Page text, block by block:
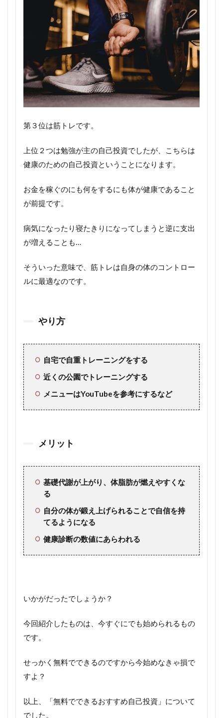
第３位は筋トレです。
上位２つは勉強が主の自己投資でしたが、こちらは
健康のための自己投資ということになります。
お金を稼ぐのにも何をするにも体が健康であること
が前提です。
病気になったり寝たきりになってしまうと逆に支出
が増えることも…
そういった意味で、筋トレは自身の体のコントロー
ルに最適なのです。
やり方
自宅で自重トレーニングをする
近くの公園でトレーニングする
メニューはYouTubeを参考にするなど
メリット
基礎代謝が上がり、体脂肪が燃えやすくな
る
自分の体が鍛え上げられることで自信を持
てるようになる
健康診断の数値にあらわれる
いかがだったでしょうか？
今回紹介したものは、今すぐにでも始められるもの
です。
せっかく無料でできるのですから今始めなきゃ損で
すよ？
以上、「無料でできるおすすめ自己投資」について
でした。